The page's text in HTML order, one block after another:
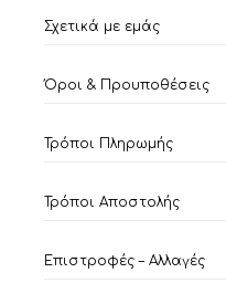
Σχετικά με εμάς
Όροι & Προυποθέσεις
Τρόποι Πληρωμής
Τρόποι Αποστολής
Επιστροφές – Αλλαγές